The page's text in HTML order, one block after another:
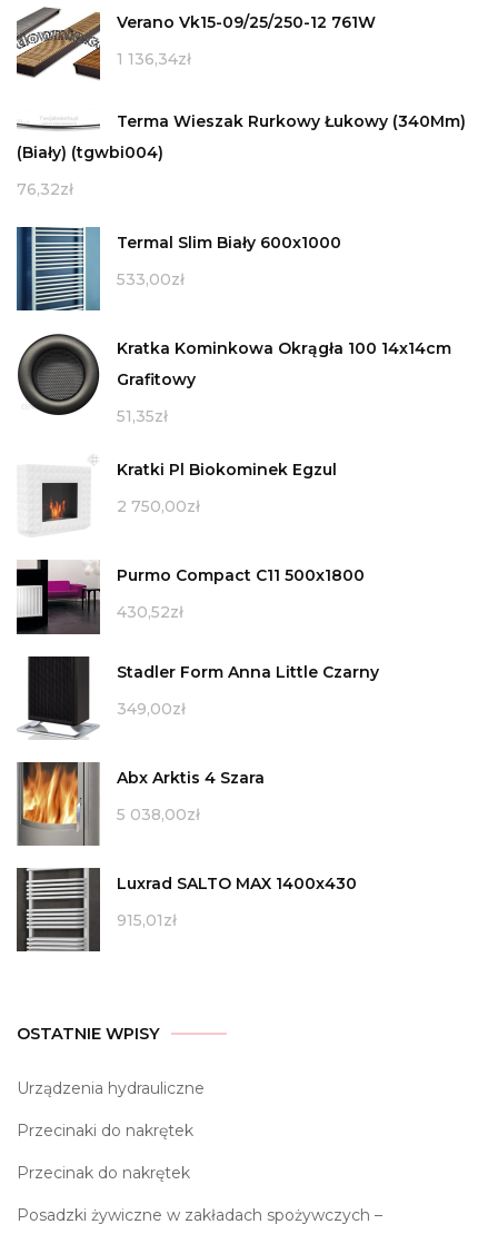
Verano Vk15-09/25/250-12 761W
1 136,34zł
Terma Wieszak Rurkowy Łukowy (340Mm)
(Biały) (tgwbi004)
76,32zł
Termal Slim Biały 600x1000
533,00zł
Kratka Kominkowa Okrągła 100 14x14cm
Grafitowy
51,35zł
Kratki Pl Biokominek Egzul
2 750,00zł
Purmo Compact C11 500x1800
430,52zł
Stadler Form Anna Little Czarny
349,00zł
Abx Arktis 4 Szara
5 038,00zł
Luxrad SALTO MAX 1400x430
915,01zł
OSTATNIE WPISY
Urządzenia hydrauliczne
Przecinaki do nakrętek
Przecinak do nakrętek
Posadzki żywiczne w zakładach spożywczych –